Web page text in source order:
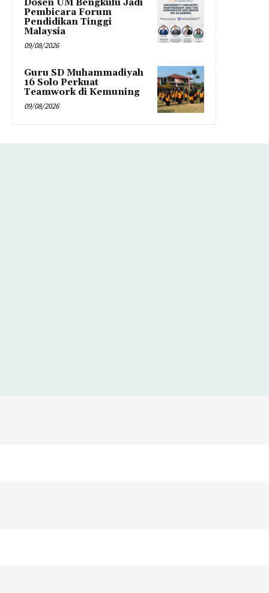
Dosen UM Bengkulu Jadi
Pembicara Forum
Pendidikan Tinggi
Malaysia
09/08/2026
Guru SD Muhammadiyah
16 Solo Perkuat
Teamwork di Kemuning
09/08/2026